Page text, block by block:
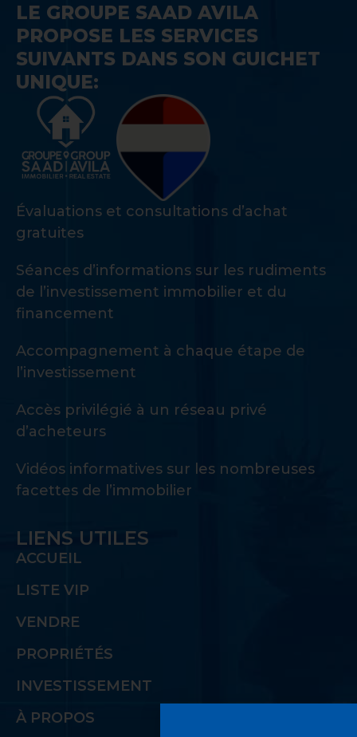
LE GROUPE SAAD AVILA
PROPOSE LES SERVICES
SUIVANTS DANS SON GUICHET
UNIQUE:
Évaluations et consultations d’achat
gratuites
Séances d’informations sur les rudiments
de l’investissement immobilier et du
financement
Accompagnement à chaque étape de
l’investissement
Accès privilégié à un réseau privé
d’acheteurs
Vidéos informatives sur les nombreuses
facettes de l’immobilier
LIENS UTILES
ACCUEIL
LISTE VIP
VENDRE
PROPRIÉTÉS
INVESTISSEMENT
À PROPOS